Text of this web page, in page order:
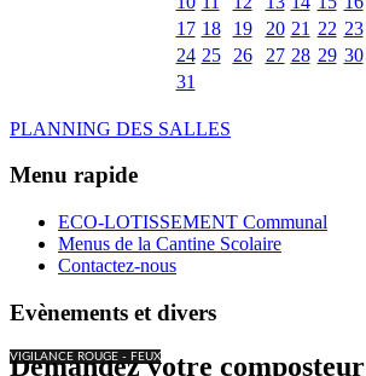
17 18 19 20 21 22 23
24 25 26 27 28 29 30
31
PLANNING DES SALLES
Menu rapide
ECO-LOTISSEMENT Communal
Menus de la Cantine Scolaire
Contactez-nous
Evènements et divers
VIGILANCE ROUGE - FEUX
Demandez votre composteur